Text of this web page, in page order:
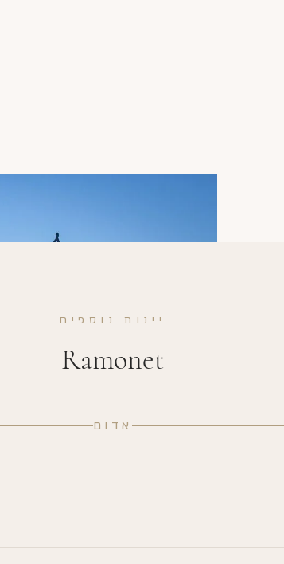
יינות נוספים
Ramonet
אדום